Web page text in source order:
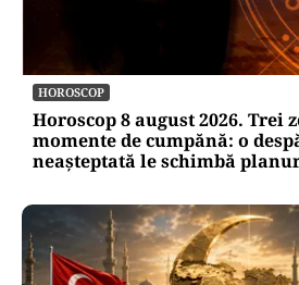
HOROSCOP
Horoscop 8 august 2026. Trei
momente de cumpănă: o
neașteptată le schimbă